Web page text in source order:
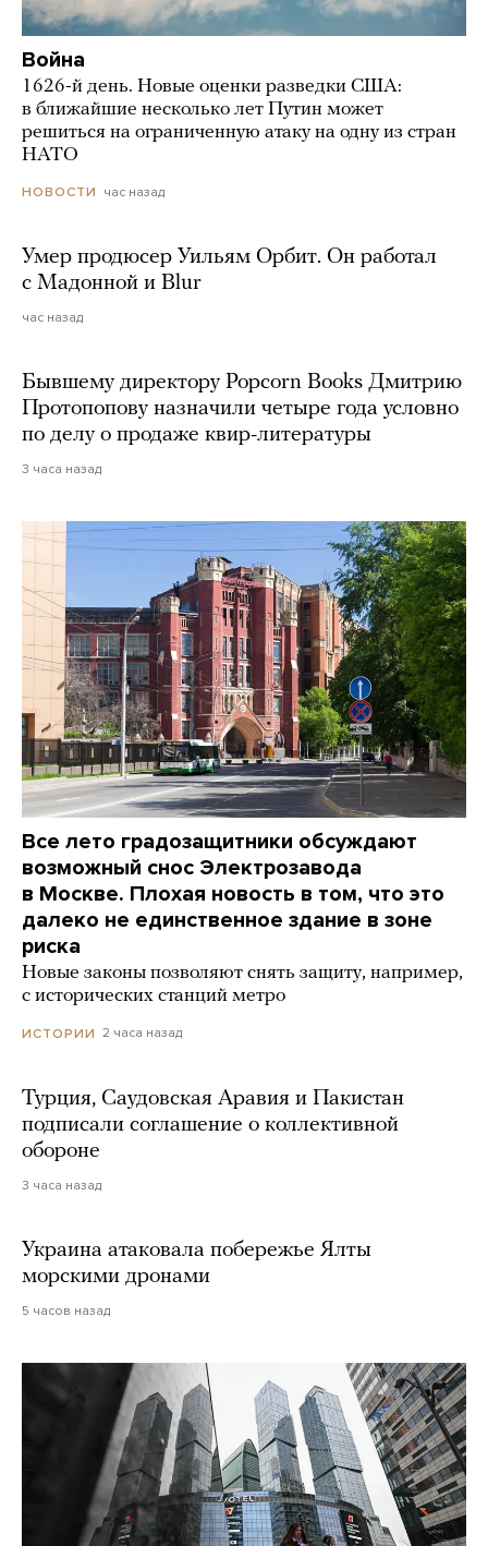
Война
1626-й день. Новые оценки разведки США:
в ближайшие несколько лет Путин может
решиться на ограниченную атаку на одну из стран
НАТО
НОВОСТИ час назад
Умер продюсер Уильям Орбит. Он работал
с Мадонной и Blur
час назад
Бывшему директору Popcorn Books Дмитрию
Протопопову назначили четыре года условно
по делу о продаже квир-литературы
3 часа назад
Все лето градозащитники обсуждают
возможный снос Электрозавода
в Москве. Плохая новость в том, что это
далеко не единственное здание в зоне
риска
Новые законы позволяют снять защиту, например,
с исторических станций метро
ИСТОРИИ 2 часа назад
Турция, Саудовская Аравия и Пакистан
подписали соглашение о коллективной
обороне
3 часа назад
Украина атаковала побережье Ялты
морскими дронами
5 часов назад